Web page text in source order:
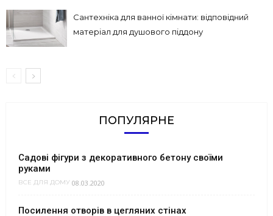
Сантехніка для ванної кімнати: відповідний
матеріал для душового піддону
ПОПУЛЯРНЕ
Садові фігури з декоративного бетону своїми
руками
ВСЕ ДЛЯ ДОМУ 08.03.2020
Посилення отворів в цегляних стінах